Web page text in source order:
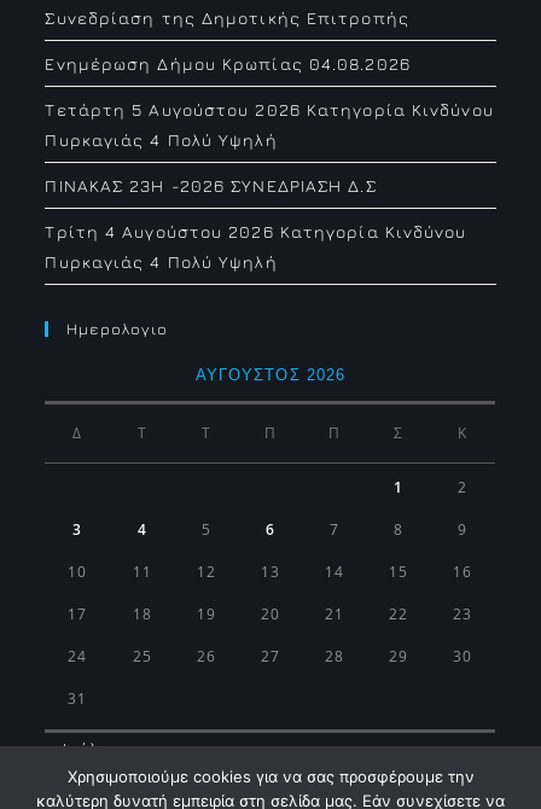
Συνεδρίαση της Δημοτικής Επιτροπής
Ενημέρωση Δήμου Κρωπίας 04.08.2026
Τετάρτη 5 Αυγούστου 2026 Κατηγορία Κινδύνου
Πυρκαγιάς 4 Πολύ Υψηλή
ΠΙΝΑΚΑΣ 23H -2026 ΣΥΝΕΔΡΙΑΣΗ Δ.Σ
Τρίτη 4 Αυγούστου 2026 Κατηγορία Κινδύνου
Πυρκαγιάς 4 Πολύ Υψηλή
Ημερολογιο
ΑΎΓΟΥΣΤΟΣ 2026
Δ Τ Τ Π Π Σ Κ
1 2
3 4 5 6 7 8 9
10 11 12 13 14 15 16
17 18 19 20 21 22 23
24 25 26 27 28 29 30
31
« Ιούλ
Χρησιμοποιούμε cookies για να σας προσφέρουμε την
καλύτερη δυνατή εμπειρία στη σελίδα μας. Εάν συνεχίσετε να